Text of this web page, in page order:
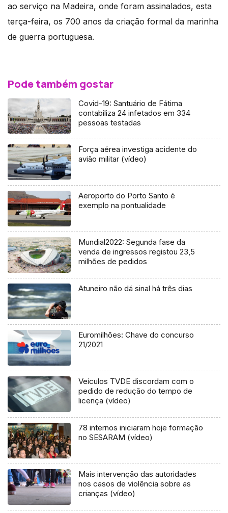
ao serviço na Madeira, onde foram assinalados, esta
terça-feira, os 700 anos da criação formal da marinha
de guerra portuguesa.
Pode também gostar
Covid-19: Santuário de Fátima
contabiliza 24 infetados em 334
pessoas testadas
Força aérea investiga acidente do
avião militar (vídeo)
Aeroporto do Porto Santo é
exemplo na pontualidade
Mundial2022: Segunda fase da
venda de ingressos registou 23,5
milhões de pedidos
Atuneiro não dá sinal há três dias
Euromilhões: Chave do concurso
21/2021
Veículos TVDE discordam com o
pedido de redução do tempo de
licença (vídeo)
78 internos iniciaram hoje formação
no SESARAM (vídeo)
Mais intervenção das autoridades
nos casos de violência sobre as
crianças (vídeo)